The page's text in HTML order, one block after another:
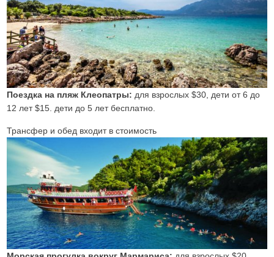
Поездка на пляж Клеопатры: для взрослых $30, дети от 6 до
12 лет $15. дети до 5 лет бесплатно.
Трансфер и обед входит в стоимость